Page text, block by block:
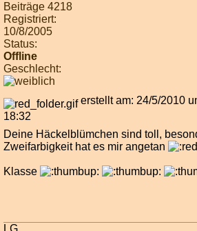
Beiträge 4218
Registriert:
10/8/2005
Status:
Offline
Geschlecht:
erstellt am: 24/5/2010
18:32
Deine Häckelblümchen sind toll,
Zweifarbigkeit hat es mir angetan
Klasse